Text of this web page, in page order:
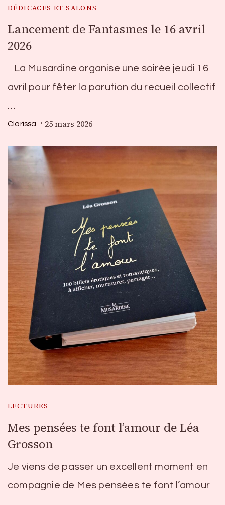
DÉDICACES ET SALONS
Lancement de Fantasmes le 16 avril
2026
La Musardine organise une soirée jeudi 16
avril pour fêter la parution du recueil collectif
…
Clarissa 25 mars 2026
LECTURES
Mes pensées te font l’amour de Léa
Grosson
Je viens de passer un excellent moment en
compagnie de Mes pensées te font l’amour